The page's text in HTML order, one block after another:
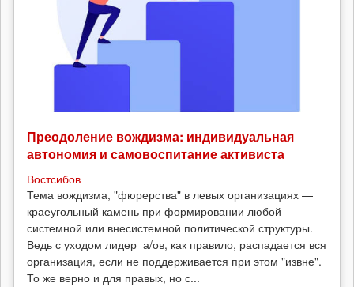
Преодоление вождизма: индивидуальная
автономия и самовоспитание активиста
Востсибов
Тема вождизма, "фюрерства" в левых организациях —
краеугольный камень при формировании любой
системной или внесистемной политической структуры.
Ведь с уходом лидер_а/ов, как правило, распадается вся
организация, если не поддерживается при этом "извне".
То же верно и для правых, но с...